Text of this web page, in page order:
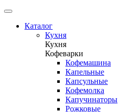
Каталог
Кухня
Кухня
Кофеварки
Кофемашина
Капельные
Капсульные
Кофемолка
Капучинаторы
Рожковые